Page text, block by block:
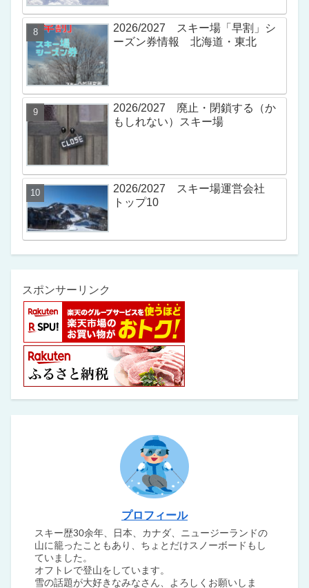
2026/2027 スキー場「早割」シ
ーズン券情報 北海道・東北
2026/2027 廃止・閉鎖する（か
もしれない）スキー場
2026/2027 スキー場運営会社
トップ10
スポンサーリンク
プロフィール
スキー歴30余年、日本、カナダ、ニュージーランドの
山に籠ったこともあり、ちょとだけスノーボードもし
ていました。
オフトレで登山をしています。
雪の話題が大好きなみなさん、よろしくお願いしま